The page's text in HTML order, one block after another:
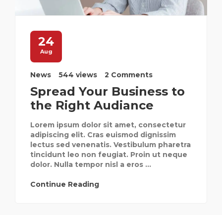
24
Aug
News 544 views 2 Comments
Spread Your Business to
the Right Audiance
Lorem ipsum dolor sit amet, consectetur
adipiscing elit. Cras euismod dignissim
lectus sed venenatis. Vestibulum pharetra
tincidunt leo non feugiat. Proin ut neque
dolor. Nulla tempor nisl a eros ...
Continue Reading